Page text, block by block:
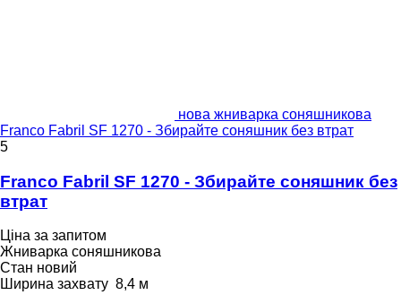
нова жниварка соняшникова
Franco Fabril SF 1270 - Збирайте соняшник без втрат
5
Franco Fabril SF 1270 - Збирайте соняшник без
втрат
Ціна за запитом
Жниварка соняшникова
Стан новий
Ширина захвату 8,4 м